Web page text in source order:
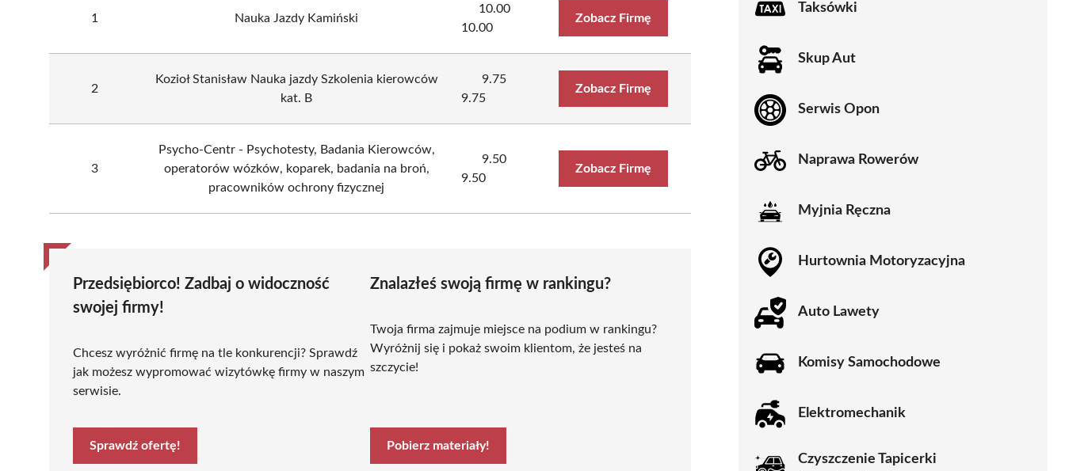
1 Nauka Jazdy Kamiński
10.00
10.00
Zobacz Firmę
2
Kozioł Stanisław Nauka jazdy Szkolenia kierowców
kat. B
9.75
9.75
Zobacz Firmę
3
Psycho-Centr - Psychotesty, Badania Kierowców,
operatorów wózków, koparek, badania na broń,
pracowników ochrony fizycznej
9.50
9.50
Zobacz Firmę
Przedsiębiorco! Zadbaj o widoczność
swojej firmy!
Chcesz wyróżnić firmę na tle konkurencji? Sprawdź
jak możesz wypromować wizytówkę firmy w naszym
serwisie.
Sprawdź ofertę!
Znalazłeś swoją firmę w rankingu?
Twoja firma zajmuje miejsce na podium w rankingu?
Wyróżnij się i pokaż swoim klientom, że jesteś na
szczycie!
Pobierz materiały!
Taksówki
Skup Aut
Serwis Opon
Naprawa Rowerów
Myjnia Ręczna
Hurtownia Motoryzacyjna
Auto Lawety
Komisy Samochodowe
Elektromechanik
Czyszczenie Tapicerki